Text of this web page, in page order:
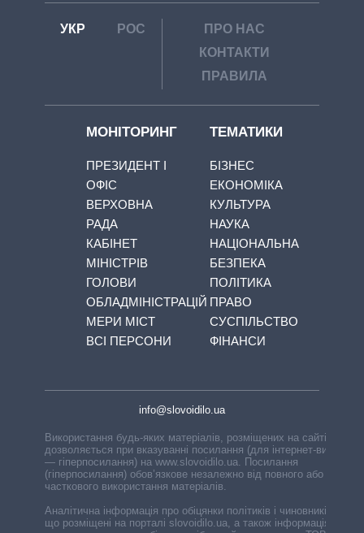
УКР РОС
ПРО НАС
КОНТАКТИ
ПРАВИЛА
МОНІТОРИНГ
ПРЕЗИДЕНТ І
ОФІС
ВЕРХОВНА
РАДА
КАБІНЕТ
МІНІСТРІВ
ГОЛОВИ
ОБЛАДМІНІСТРАЦІЙ
МЕРИ МІСТ
ВСІ ПЕРСОНИ
ТЕМАТИКИ
БІЗНЕС
ЕКОНОМІКА
КУЛЬТУРА
НАУКА
НАЦІОНАЛЬНА
БЕЗПЕКА
ПОЛІТИКА
ПРАВО
СУСПІЛЬСТВО
ФІНАНСИ
info@slovoidilo.ua
Використання будь-яких матеріалів, розміщених на сайті,
дозволяється при вказуванні посилання (для інтернет-видань
— гіперпосилання) на www.slovoidilo.ua. Посилання
(гіперпосилання) обов’язкове незалежно від повного або
часткового використання матеріалів.
Аналітична інформація про обіцянки політиків і чиновників,
що розміщені на порталі slovoidilo.ua, а також інформація про